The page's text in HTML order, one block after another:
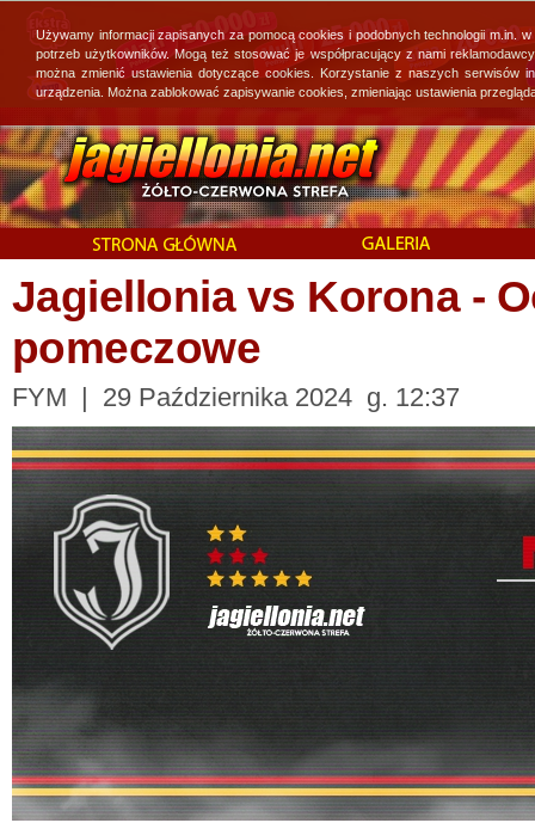
Jagiellonia vs Korona -
pomeczowe
FYM | 29 Października 2024 g. 12:37
Używamy informacji zapisanych za pomocą cookies i podobnych technologii
potrzeb użytkowników. Mogą też stosować je współpracujący z nami
można zmienić ustawienia dotyczące cookies. Korzystanie z naszych
urządzenia. Można zablokować zapisywanie cookies, zmieniając ustawienia